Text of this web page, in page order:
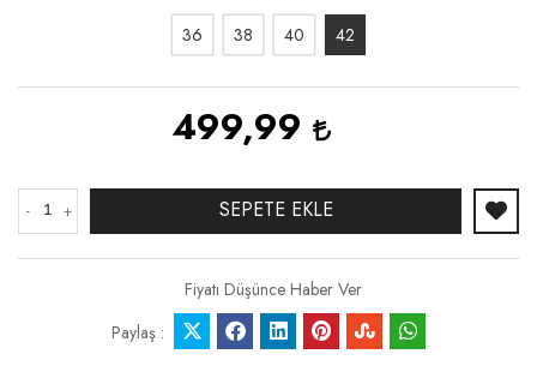
36
38 40 42
499,99
- + SEPETE EKLE
Fiyatı Düşünce Haber Ver
Paylaş :